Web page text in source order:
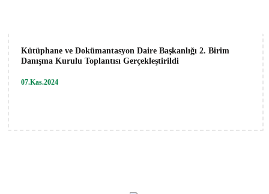
Kütüphane ve Dokümantasyon Daire Başkanlığı 2. Birim
Danışma Kurulu Toplantısı Gerçekleştirildi
07.Kas.2024